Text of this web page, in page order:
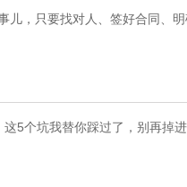
儿，只要找对人、签好合同、
这5个坑我替你踩过了，别再掉